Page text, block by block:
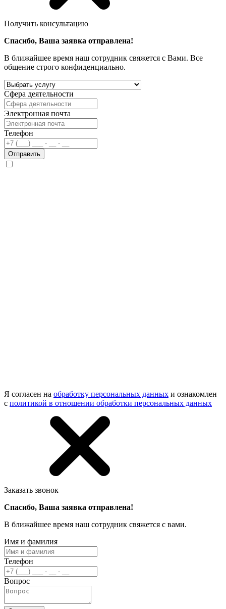
Получить консультацию
Спасибо, Ваша заявка отправлена!
В ближайшее время наш сотрудник свяжется с Вами. Все
общение строго конфиденциально.
Сфера деятельности
Электронная почта
Телефон
Отправить
Я согласен на обработку персональных данных и ознакомлен
с политикой в отношении обработки персональных данных
Заказать звонок
Спасибо, Ваша заявка отправлена!
В ближайшее время наш сотрудник свяжется с вами.
Имя и фамилия
Телефон
Вопрос